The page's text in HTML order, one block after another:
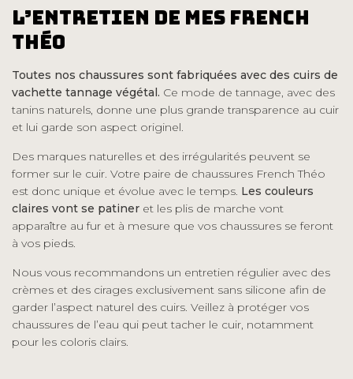
l’Entretien de mes French
Théo
Toutes nos chaussures sont fabriquées avec des cuirs de
vachette tannage végétal. Ce mode de tannage, avec des
tanins naturels, donne une plus grande transparence au cuir
et lui garde son aspect originel.
Des marques naturelles et des irrégularités peuvent se
former sur le cuir. Votre paire de chaussures French Théo
est donc unique et évolue avec le temps. Les couleurs
claires vont se patiner et les plis de marche vont
apparaître au fur et à mesure que vos chaussures se feront
à vos pieds.
Nous vous recommandons un entretien régulier avec des
crèmes et des cirages exclusivement sans silicone afin de
garder l’aspect naturel des cuirs. Veillez à protéger vos
chaussures de l’eau qui peut tacher le cuir, notamment
pour les coloris clairs.